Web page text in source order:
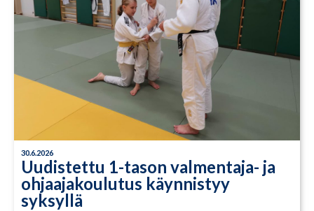
30.6.2026
Uudistettu 1-tason valmentaja- ja
ohjaajakoulutus käynnistyy
syksyllä